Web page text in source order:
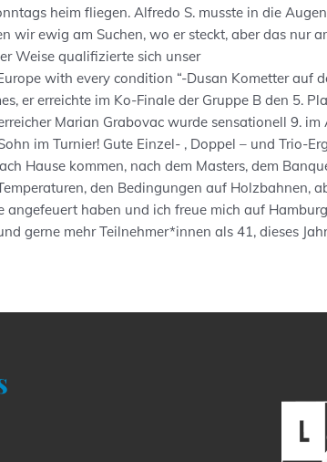
heim fliegen. Alfredo S. musste in die
wir ewig am Suchen, wo er steckt, aber das nur
Weise qualifizierte sich unser
with every condition “-Dusan Kometter auf
er erreichte im Ko-Finale der Gruppe B den 5.
Marian Grabovac wurde sensationell 9.
im Turnier! Gute Einzel- , Doppel – und Trio-
Hause kommen, nach dem Masters, dem
den Bedingungen auf Holzbahnen,
angefeuert haben und ich freue mich auf
gerne mehr Teilnehmer*innen als 41, dieses